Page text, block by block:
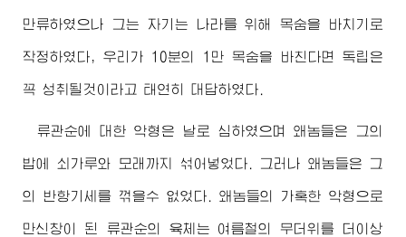
만류하였으나 그는 자기는 나라를 위해 목숨을 바치기로
작정하였다, 우리가 10분의 1만 목숨을 바친다면 독립은
꼭 성취될것이라고 태연히 대답하였다.
류관순에 대한 악형은 날로 심하였으며 왜놈들은 그의
밥에 쇠가루와 모래까지 섞어넣었다. 그러나 왜놈들은 그
의 반항기세를 꺾을수 없었다. 왜놈들의 가혹한 악형으로
만신창이 된 류관순의 육체는 여름철의 무더위를 더이상